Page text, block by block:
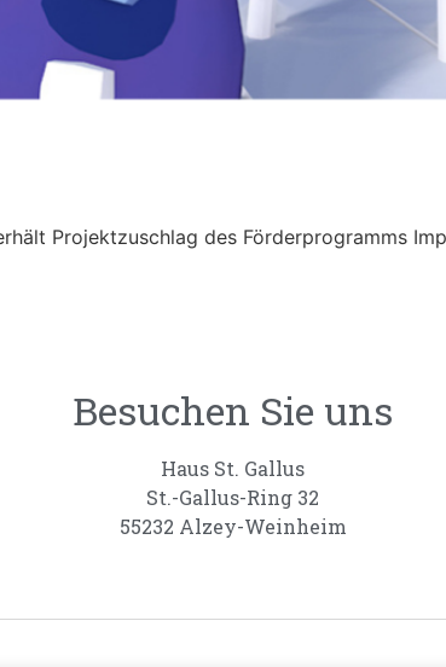
Projektzuschlag des Förderprogramms
Besuchen Sie uns
Haus St. Gallus
St.-Gallus-Ring 32
55232 Alzey-Weinheim